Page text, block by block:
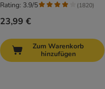
23,99 €
Rating: 3.9/5 (1820)
Zum Warenkorb
hinzufügen